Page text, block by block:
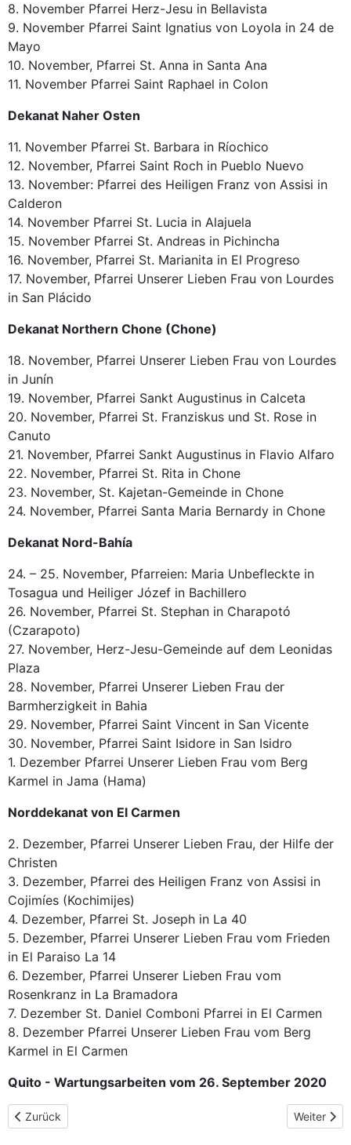
8. November Pfarrei Herz-Jesu in Bellavista
9. November Pfarrei Saint Ignatius von Loyola in 24 de
Mayo
10. November, Pfarrei St. Anna in Santa Ana
11. November Pfarrei Saint Raphael in Colon
Dekanat Naher Osten
11. November Pfarrei St. Barbara in Ríochico
12. November, Pfarrei Saint Roch in Pueblo Nuevo
13. November: Pfarrei des Heiligen Franz von Assisi in
Calderon
14. November Pfarrei St. Lucia in Alajuela
15. November Pfarrei St. Andreas in Pichincha
16. November, Pfarrei St. Marianita in El Progreso
17. November, Pfarrei Unserer Lieben Frau von Lourdes
in San Plácido
Dekanat Northern Chone (Chone)
18. November, Pfarrei Unserer Lieben Frau von Lourdes
in Junín
19. November, Pfarrei Sankt Augustinus in Calceta
20. November, Pfarrei St. Franziskus und St. Rose in
Canuto
21. November, Pfarrei Sankt Augustinus in Flavio Alfaro
22. November, Pfarrei St. Rita in Chone
23. November, St. Kajetan-Gemeinde in Chone
24. November, Pfarrei Santa Maria Bernardy in Chone
Dekanat Nord-Bahía
24. – 25. November, Pfarreien: Maria Unbefleckte in
Tosagua und Heiliger Józef in Bachillero
26. November, Pfarrei St. Stephan in Charapotó
(Czarapoto)
27. November, Herz-Jesu-Gemeinde auf dem Leonidas
Plaza
28. November, Pfarrei Unserer Lieben Frau der
Barmherzigkeit in Bahia
29. November, Pfarrei Saint Vincent in San Vicente
30. November, Pfarrei Saint Isidore in San Isidro
1. Dezember Pfarrei Unserer Lieben Frau vom Berg
Karmel in Jama (Hama)
Norddekanat von El Carmen
2. Dezember, Pfarrei Unserer Lieben Frau, der Hilfe der
Christen
3. Dezember, Pfarrei des Heiligen Franz von Assisi in
Cojimíes (Kochimijes)
4. Dezember, Pfarrei St. Joseph in La 40
5. Dezember, Pfarrei Unserer Lieben Frau vom Frieden
in El Paraiso La 14
6. Dezember, Pfarrei Unserer Lieben Frau vom
Rosenkranz in La Bramadora
7. Dezember St. Daniel Comboni Pfarrei in El Carmen
8. Dezember Pfarrei Unserer Lieben Frau vom Berg
Karmel in El Carmen
Quito - Wartungsarbeiten vom 26. September 2020
Vorheriger Beitrag: Die Pilgerroute in Polen
Zurück Nächster
Weiter